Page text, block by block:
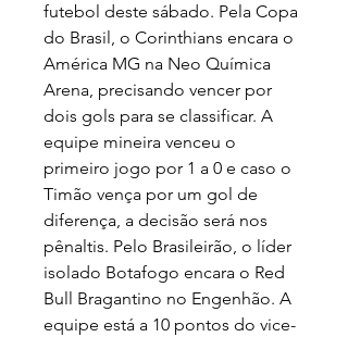
futebol deste sábado. Pela Copa
do Brasil, o Corinthians encara o
América MG na Neo Química
Arena, precisando vencer por
dois gols para se classificar. A
equipe mineira venceu o
primeiro jogo por 1 a 0 e caso o
Timão vença por um gol de
diferença, a decisão será nos
pênaltis. Pelo Brasileirão, o líder
isolado Botafogo encara o Red
Bull Bragantino no Engenhão. A
equipe está a 10 pontos do vice-